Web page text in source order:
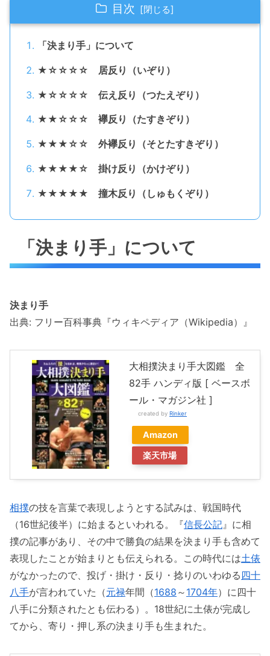
目次
「決まり手」について
★☆☆☆☆ 居反り（いぞり）
★☆☆☆☆ 伝え反り（つたえぞり）
★★☆☆☆ 襷反り（たすきぞり）
★★★☆☆ 外襷反り（そとたすきぞり）
★★★★☆ 掛け反り（かけぞり）
★★★★★ 撞木反り（しゅもくぞり）
「決まり手」について
決まり手
出典: フリー百科事典『ウィキペディア（Wikipedia）』
大相撲決まり手大図鑑 全
82手 ハンディ版 [ ベースボ
ール・マガジン社 ]
created by Rinker
Amazon
楽天市場
相撲の技を言葉で表現しようとする試みは、戦国時代
（16世紀後半）に始まるといわれる。『信長公記 』に相
撲の記事があり、その中で勝負の結果を決まり手も含めて
表現したことが始まりとも伝えられる。この時代には土俵
がなかったので、投げ・掛け・反り・捻りのいわゆる 四十
八手が言われていた（元禄年間（1688 ～ 1704年）に四十
八手に分類されたとも伝わる）。18世紀に土俵が完成し
てから、寄り・押し系の決まり手も生まれた。